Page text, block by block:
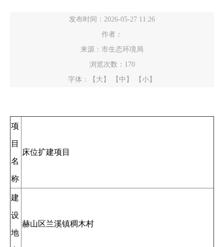
发布时间：2026-05-27 11:26
作者：
来源：市生态环境局
浏览次数： 170
字体：
【大】 【中】 【小】
项
目
名
称
床位扩建项目
建
设
地
赫山区兰溪镇稠木村